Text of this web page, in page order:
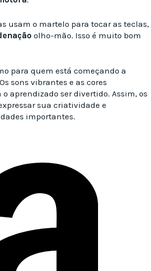
usam o martelo para tocar as teclas,
olho-mão. Isso é muito bom
para quem está começando a
sons vibrantes e as cores
aprendizado ser divertido. Assim, os
sua criatividade e
importantes.